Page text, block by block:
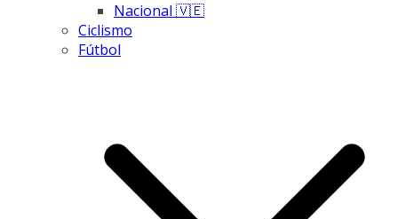
Nacional 🇻🇪
Ciclismo
Fútbol